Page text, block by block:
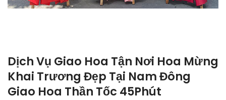
Dịch Vụ Giao Hoa Tận Nơi Hoa Mừng
Khai Trương Đẹp Tại Nam Đông
Giao Hoa Thần Tốc 45Phút